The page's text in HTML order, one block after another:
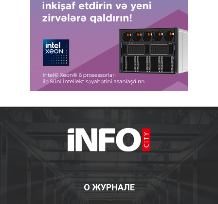
О ЖУРНАЛЕ